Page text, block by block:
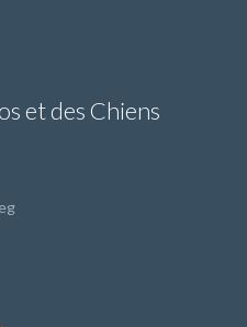
et des Chiens